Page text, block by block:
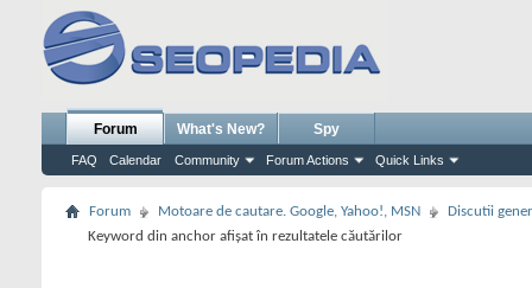
Forum
FAQ Calendar Community Forum Actions Quick Links
What's New? Spy
Forum Motoare de cautare. Google, Yahoo!, MSN
Discutii
Keyword din anchor afișat în rezultatele căutărilor